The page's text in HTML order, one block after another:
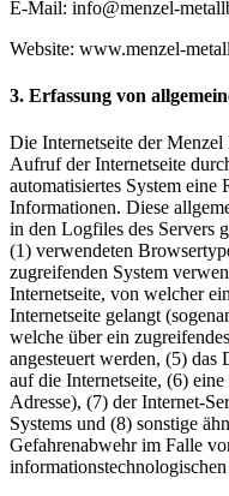
E-Mail: info@menzel-
Website: www.menzel-
3. Erfassung von
Die Internetseite der
Aufruf der Internetseite
automatisiertes System eine
Informationen. Diese
in den Logfiles des Servers
(1) verwendeten
zugreifenden System
Internetseite, von welcher
Internetseite gelangt
welche über ein
angesteuert werden, (5)
auf die Internetseite, (6)
Adresse), (7) der Internet-
Systems und (8) sonstige
Gefahrenabwehr im Falle